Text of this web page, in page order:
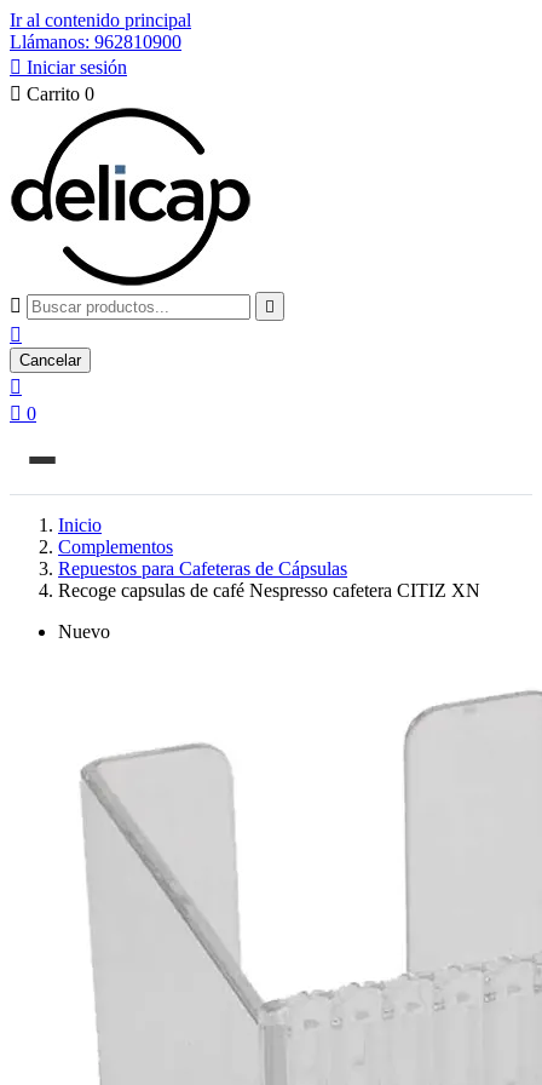
Ir al contenido principal
Llámanos: 962810900
 Iniciar sesión
 Carrito 0
 

Cancelar

 0
Inicio
Complementos
Repuestos para Cafeteras de Cápsulas
Recoge capsulas de café Nespresso cafetera CITIZ XN
Nuevo